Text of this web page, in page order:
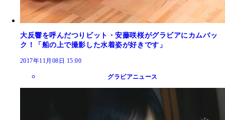
大反響を呼んだつりビット・安藤咲桜がグラビアにカムバッ
ク！「船の上で撮影した水着姿が好きです」
2017年11月08日 15:00
グラビアニュース